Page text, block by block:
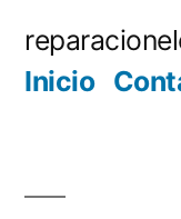
Inicio